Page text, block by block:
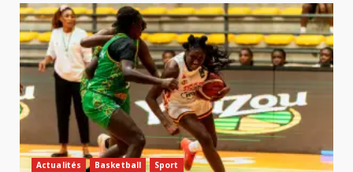
Actualités Basketball Sport